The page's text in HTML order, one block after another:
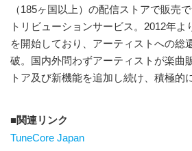
（185ヶ国以上）の配信ストアで販売
トリビューションサービス。2012年よ
を開始しており、アーティストへの総
破。国内外問わずアーティストが楽曲
トア及び新機能を追加し続け、積極的
関連リンク
TuneCore Japan